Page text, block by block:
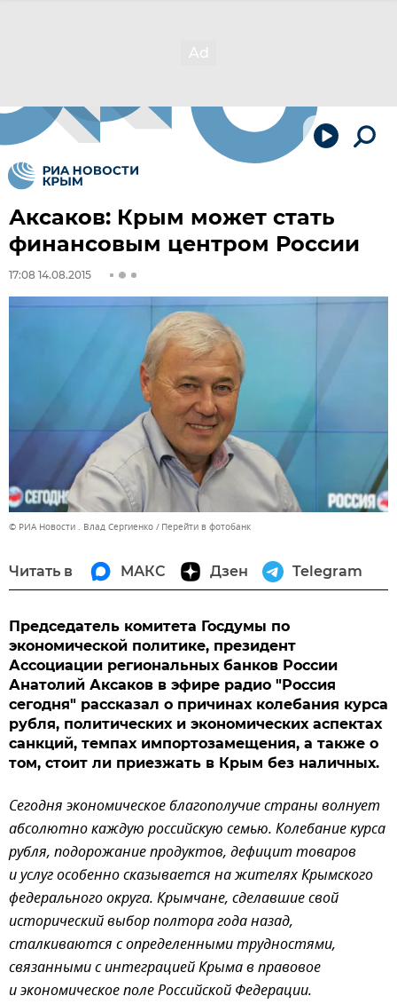
Аксаков: Крым может стать
финансовым центром России
17:08 14.08.2015
© РИА Новости . Влад Сергиенко Перейти в фотобанк
Читать в МАКС Дзен Telegram
Председатель комитета Госдумы по
экономической политике, президент
Ассоциации региональных банков России
Анатолий Аксаков в эфире радио "Россия
сегодня" рассказал о причинах колебания курса
рубля, политических и экономических аспектах
санкций, темпах импортозамещения, а также о
том, стоит ли приезжать в Крым без наличных.
Сегодня экономическое благополучие страны волнует
абсолютно каждую российскую семью. Колебание курса
рубля, подорожание продуктов, дефицит товаров
и услуг особенно сказывается на жителях Крымского
федерального округа. Крымчане, сделавшие свой
исторический выбор полтора года назад,
сталкиваются с определенными трудностями,
связанными с интеграцией Крыма в правовое
и экономическое поле Российской Федерации.